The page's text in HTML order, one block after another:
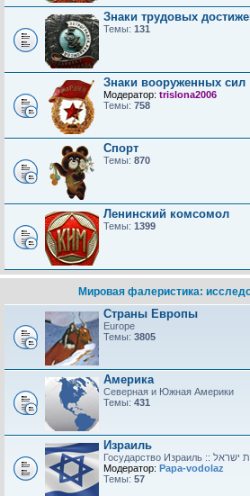
Знаки трудовых
Темы: 131
Знаки вооруженных сил
Модератор: trislona2006
Темы: 758
Спорт
Темы: 870
Ленинский комсомол
Темы: 1399
Мировая фалеристика:
Страны Европы
Europe
Темы: 3805
Америка
Северная и Южная Америки
Темы: 431
Израиль
Модератор: Papa-vodolaz
Темы: 57